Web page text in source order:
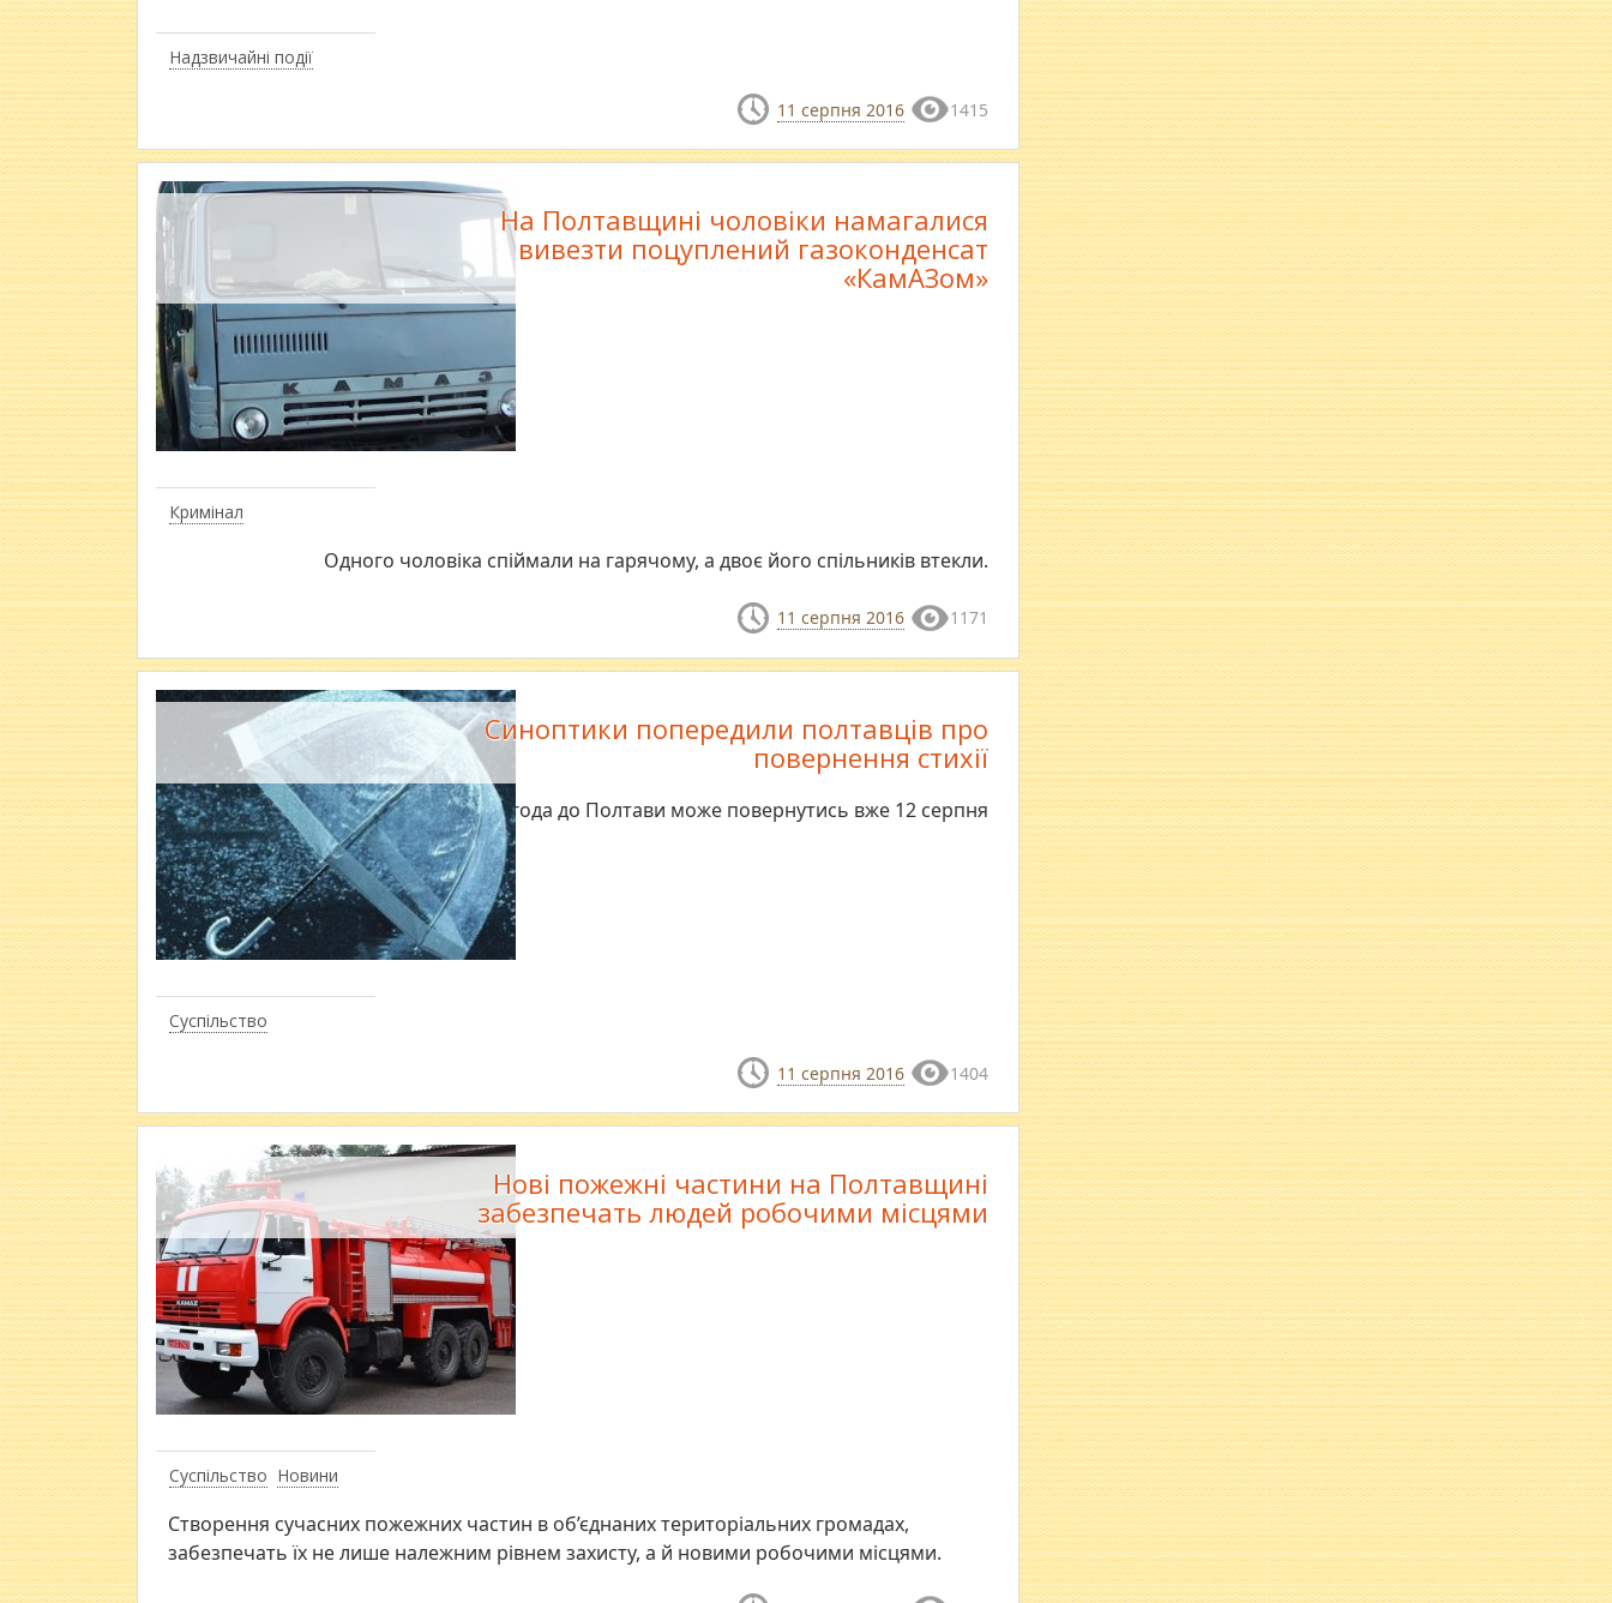
Надзвичайні події
11 серпня 2016 1415
Кримінал
На Полтавщині чоловіки намагалися
вивезти поцуплений газоконденсат
«КамАЗом»
Одного чоловіка спіймали на гарячому, а двоє його спільників втекли.
11 серпня 2016 1171
Суспільство
Синоптики попередили полтавців про
повернення стихії
Негода до Полтави може повернутись вже 12 серпня
11 серпня 2016 1404
Суспільство Новини
Нові пожежні частини на Полтавщині
забезпечать людей робочими місцями
Створення сучасних пожежних частин в об’єднаних територіальних громадах,
забезпечать їх не лише належним рівнем захисту, а й новими робочими місцями.